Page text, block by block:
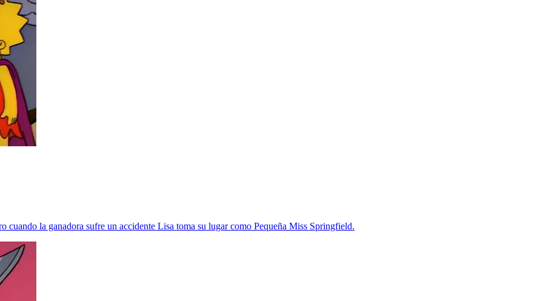
cuando la ganadora sufre un accidente Lisa toma su lugar como Pequeña Miss Springfield.